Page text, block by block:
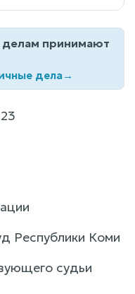
принимают
дела→
Республики Коми
судьи